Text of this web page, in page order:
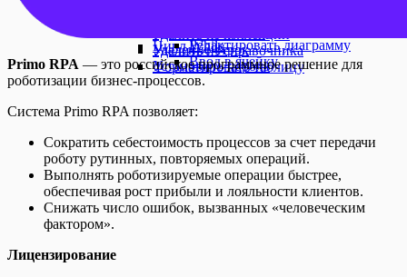
Удаление строк
Установить пароль
Цикл WhileРедактировать диаграмму
Ввод в ячейку
Удалить из справочника
Форматировать таблицу
Primo RPA — это российское программное решение для
роботизации бизнес-процессов.
Система Primo RPA позволяет:
Сократить себестоимость процессов за счет передачи
роботу рутинных, повторяемых операций.
Выполнять роботизируемые операции быстрее,
обеспечивая рост прибыли и лояльности клиентов.
Снижать число ошибок, вызванных «человеческим
фактором».
Лицензирование